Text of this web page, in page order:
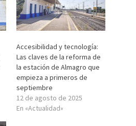
Accesibilidad y tecnología:
Las claves de la reforma de
la estación de Almagro que
empieza a primeros de
septiembre
12 de agosto de 2025
En «Actualidad»